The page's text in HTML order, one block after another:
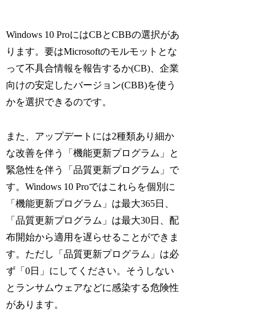
Windows 10 ProにはCBとCBBの選択があ
ります。要はMicrosoftのモルモットとな
って不具合情報を報告するか(CB)、企業
向けの安定したバージョン(CBB)を使う
かを選択できるのです。
また、アップデートには2種類あり細か
な改善を伴う「機能更新プログラム」と
緊急性を伴う「品質更新プログラム」で
す。Windows 10 Proではこれらを個別に
「機能更新プログラム」は最大365日、
「品質更新プログラム」は最大30日、配
布開始から適用を遅らせることができま
す。ただし「品質更新プログラム」は必
ず「0日」にしてください。そうしない
とランサムウェアなどに感染する危険性
があります。